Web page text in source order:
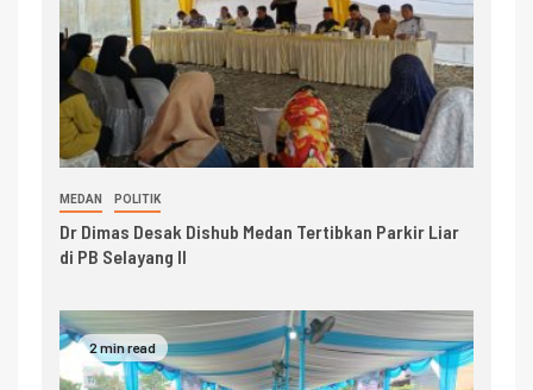
MEDAN POLITIK
Dr Dimas Desak Dishub Medan Tertibkan Parkir Liar
di PB Selayang II
2 min read